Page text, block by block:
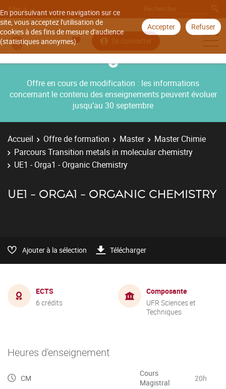
En poursuivant votre navigation sur ce
site, vous acceptez l'utilisation de
cookies à des fins de mesure d'audience
(statistiques anonymes).
Accepter Refuser
Aller à
Se connecter
Offre en cours de modification : les informations
concernant le contenu des enseignements peuvent évoluer
jusqu’au 30 septembre
Accueil Offre de formation Master
Master Chimie
Parcours Transition metals in molecular chemistry
UE1 - Orga1 - Organic Chemistry
UE1 - ORGA1 - ORGANIC CHEMISTRY
Ajouter à la sélection Télécharger
ECTS
6 crédits
Composante
UFR Sciences et
Techniques
Heures d'enseignement
CM
Cours
Magistral
20h